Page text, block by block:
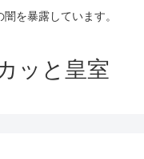
を暴露しています。
ッと皇室